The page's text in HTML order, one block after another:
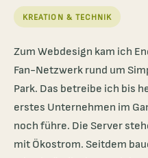
KREATION & TECHNIK
Zum Webdesign kam ich
Fan-Netzwerk rund um
Park. Das betreibe ich bis
erstes Unternehmen im
noch führe. Die Server
mit Ökostrom. Seitdem